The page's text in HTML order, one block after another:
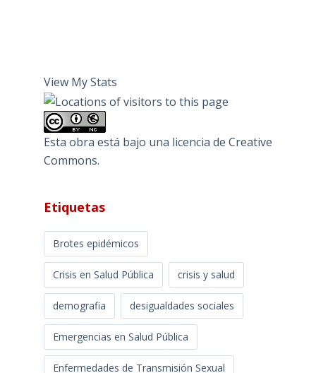
View My Stats
Esta obra está bajo una licencia de Creative
Commons.
Etiquetas
Brotes epidémicos
Crisis en Salud Pública crisis y salud
demografia desigualdades sociales
Emergencias en Salud Pública
Enfermedades de Transmisión Sexual